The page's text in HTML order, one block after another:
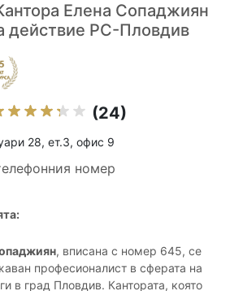
Елена Сопаджиян
действие РС-Пловдив
(24)
28, ет.3, офис 9
номер
, вписана с номер 645, се
професионалист в сферата на
в град Пловдив. Кантората, която